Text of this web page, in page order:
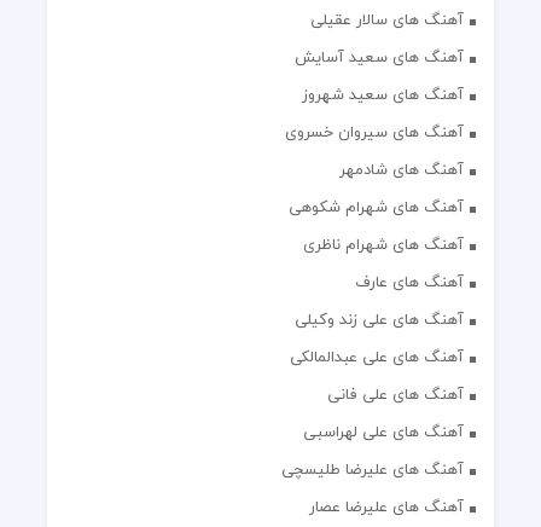
آهنگ های سالار عقیلی
آهنگ های سعید آسایش
آهنگ های سعید شهروز
آهنگ های سیروان خسروی
آهنگ های شادمهر
آهنگ های شهرام شکوهی
آهنگ های شهرام ناظری
آهنگ های عارف
آهنگ های علی زند وکیلی
آهنگ های علی عبدالمالکی
آهنگ های علی فانی
آهنگ های علی لهراسبی
آهنگ های علیرضا طلیسچی
آهنگ های علیرضا عصار